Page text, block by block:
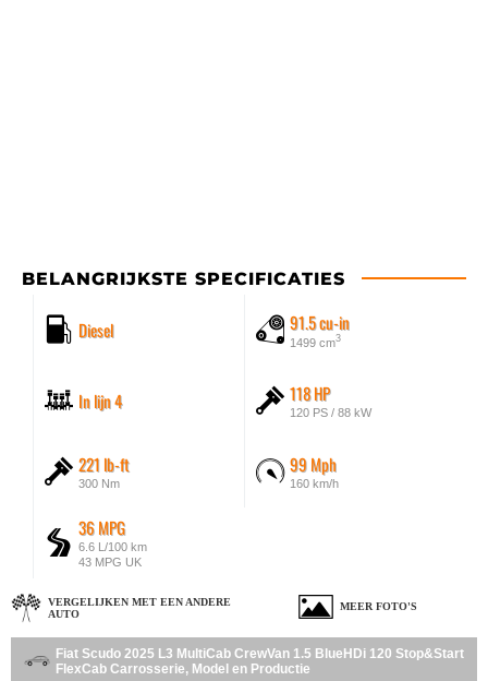
BELANGRIJKSTE SPECIFICATIES
Diesel 91.5 cu-in
1499 cm3
In lijn 4 118 HP
120 PS / 88 kW
221 lb-ft
300 Nm
99 Mph
160 km/h
36 MPG
6.6 L/100 km
43 MPG UK
VERGELIJKEN MET EEN ANDERE
AUTO
MEER FOTO'S
Fiat Scudo 2025 L3 MultiCab CrewVan 1.5 BlueHDi 120 Stop&Start
FlexCab Carrosserie, Model en Productie